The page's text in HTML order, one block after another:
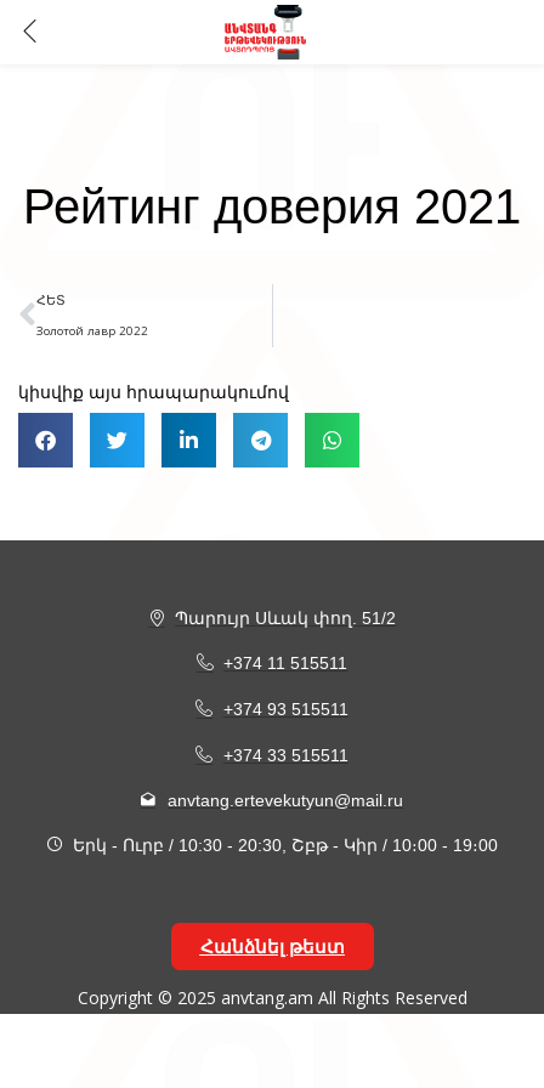
Рейтинг доверия 2021
ՀԵՏ
Золотой лавр 2022
կիսվիք այս հրապարակումով
Պարույր Սևակ փող. 51/2
+374 11 515511
+374 93 515511
+374 33 515511
anvtang.ertevekutyun@mail.ru
Երկ - Ուրբ / 10:30 - 20:30, Շբթ - Կիր / 10։00 - 19։00
Հանձնել թեստ
Copyright © 2025 anvtang.am All Rights Reserved